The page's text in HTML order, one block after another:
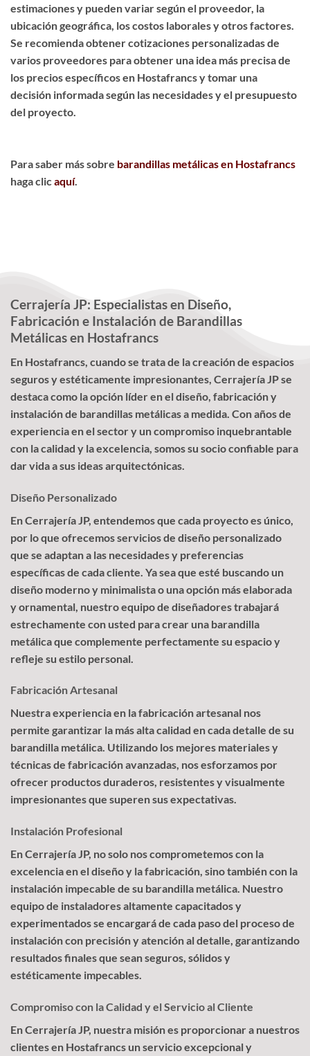
estimaciones y pueden variar según el proveedor, la
ubicación geográfica, los costos laborales y otros factores.
Se recomienda obtener cotizaciones personalizadas de
varios proveedores para obtener una idea más precisa de
los precios específicos en Hostafrancs y tomar una
decisión informada según las necesidades y el presupuesto
del proyecto.
Para saber más sobre barandillas metálicas en Hostafrancs
haga clicaquí.
Cerrajería JP: Especialistas en Diseño,
Fabricación e Instalación de Barandillas
Metálicas en Hostafrancs
En Hostafrancs, cuando se trata de la creación de espacios
seguros y estéticamente impresionantes, Cerrajería JP se
destaca como la opción líder en el diseño, fabricación y
instalación de barandillas metálicas a medida. Con años de
experiencia en el sector y un compromiso inquebrantable
con la calidad y la excelencia, somos su socio confiable para
dar vida a sus ideas arquitectónicas.
Diseño Personalizado
En Cerrajería JP, entendemos que cada proyecto es único,
por lo que ofrecemos servicios de diseño personalizado
que se adaptan a las necesidades y preferencias
específicas de cada cliente. Ya sea que esté buscando un
diseño moderno y minimalista o una opción más elaborada
y ornamental, nuestro equipo de diseñadores trabajará
estrechamente con usted para crear una barandilla
metálica que complemente perfectamente su espacio y
refleje su estilo personal.
Fabricación Artesanal
Nuestra experiencia en la fabricación artesanal nos
permite garantizar la más alta calidad en cada detalle de su
barandilla metálica. Utilizando los mejores materiales y
técnicas de fabricación avanzadas, nos esforzamos por
ofrecer productos duraderos, resistentes y visualmente
impresionantes que superen sus expectativas.
Instalación Profesional
En Cerrajería JP, no solo nos comprometemos con la
excelencia en el diseño y la fabricación, sino también con la
instalación impecable de su barandilla metálica. Nuestro
equipo de instaladores altamente capacitados y
experimentados se encargará de cada paso del proceso de
instalación con precisión y atención al detalle, garantizando
resultados finales que sean seguros, sólidos y
estéticamente impecables.
Compromiso con la Calidad y el Servicio al Cliente
En Cerrajería JP, nuestra misión es proporcionar a nuestros
clientes en Hostafrancs un servicio excepcional y